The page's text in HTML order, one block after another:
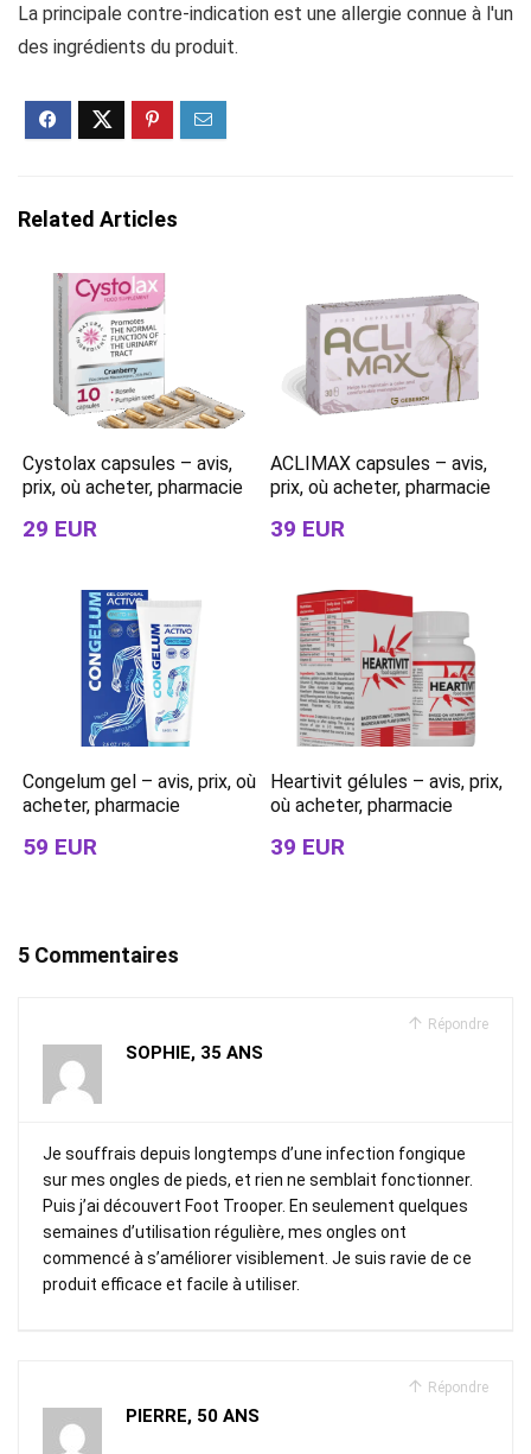
La principale contre-indication est une allergie connue à l'un
des ingrédients du produit.
Related Articles
Cystolax capsules – avis,
prix, où acheter, pharmacie
29 EUR
ACLIMAX capsules – avis,
prix, où acheter, pharmacie
39 EUR
Congelum gel – avis, prix, où
acheter, pharmacie
59 EUR
Heartivit gélules – avis, prix,
où acheter, pharmacie
39 EUR
5 Commentaires
Répondre
SOPHIE, 35 ANS
Je souffrais depuis longtemps d’une infection fongique
sur mes ongles de pieds, et rien ne semblait fonctionner.
Puis j’ai découvert Foot Trooper. En seulement quelques
semaines d’utilisation régulière, mes ongles ont
commencé à s’améliorer visiblement. Je suis ravie de ce
produit efficace et facile à utiliser.
Répondre
PIERRE, 50 ANS